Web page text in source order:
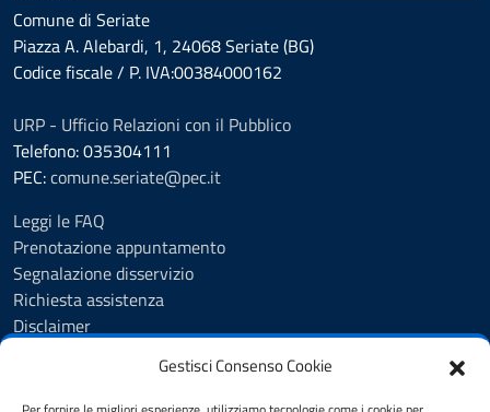
Gestisci Consenso Cookie
Comune di Seriate
Piazza A. Alebardi, 1, 24068 Seriate (BG)
Codice fiscale / P. IVA:00384000162
URP - Ufficio Relazioni con il Pubblico
Telefono: 035304111
PEC:comune.seriate@pec.it
Leggi le FAQ
Prenotazione appuntamento
Segnalazione disservizio
Richiesta assistenza
Disclaimer
Cookie Policy